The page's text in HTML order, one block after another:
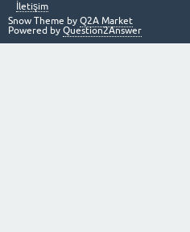
İletişim
Snow Theme by Q2A Market
Powered by Question2Answer